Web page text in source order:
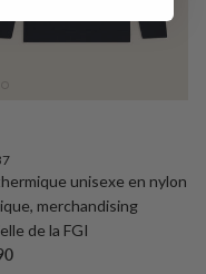
unisexe en nylon
merchandising
de la FGI